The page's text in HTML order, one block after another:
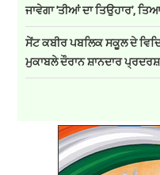
ਜਾਵੇਗਾ 'ਤੀਆਂ ਦਾ ਤਿਉਹਾਰ',
ਸੇਂਟ ਕਬੀਰ ਪਬਲਿਕ ਸਕੂਲ ਦੇ
ਮੁਕਾਬਲੇ ਦੌਰਾਨ ਸ਼ਾਨਦਾਰ